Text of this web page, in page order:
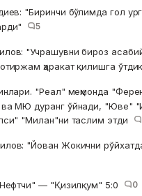
"Биринчи бўлимда гол
5
"Учрашувни бироз
ҳаракат қилишга
"Реал" меҳмонда
МЮ дуранг ўйнади, "Юве"
"Милан"ни таслим этди
"Йован Жокични
— "Қизилқум" 5:0 0